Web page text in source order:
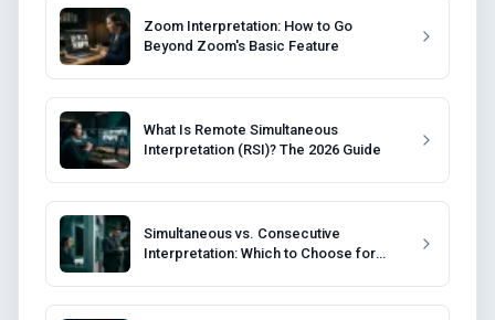
Zoom Interpretation: How to Go
Beyond Zoom's Basic Feature
What Is Remote Simultaneous
Interpretation (RSI)? The 2026 Guide
Simultaneous vs. Consecutive
Interpretation: Which to Choose for